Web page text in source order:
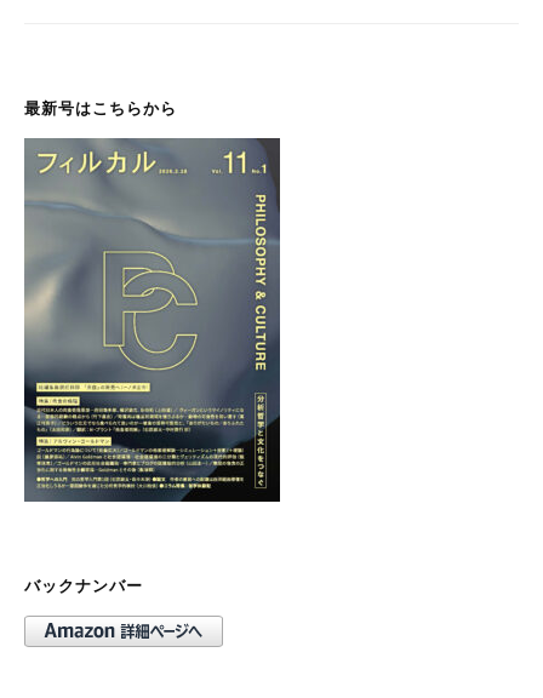
最新号はこちらから
バックナンバー